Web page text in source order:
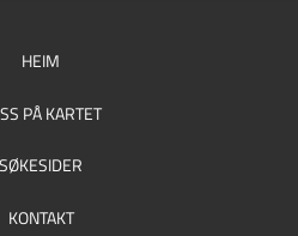
HEIM
PÅ KARTET
SØKESIDER
KONTAKT